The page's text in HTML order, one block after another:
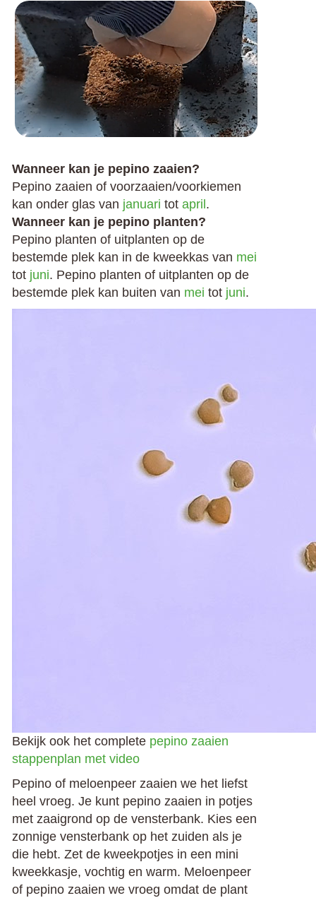
Wanneer kan je pepino zaaien?
Pepino zaaien of voorzaaien/voorkiemen
kan onder glas van januari tot april .
Wanneer kan je pepino planten?
Pepino planten of uitplanten op de
bestemde plek kan in de kweekkas van mei
tot juni. Pepino planten of uitplanten op de
bestemde plek kan buiten van mei tot juni.
Bekijk ook het complete pepino zaaien
stappenplan met video
Pepino of meloenpeer zaaien we het liefst
heel vroeg. Je kunt pepino zaaien in potjes
met zaaigrond op de vensterbank. Kies een
zonnige vensterbank op het zuiden als je
die hebt. Zet de kweekpotjes in een mini
kweekkasje, vochtig en warm. Meloenpeer
of pepino zaaien we vroeg omdat de plant